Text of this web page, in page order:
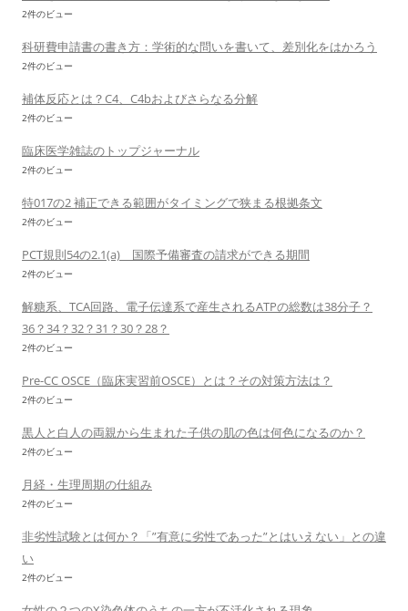
2件のビュー
科研費申請書の書き方：学術的な問いを書いて、差別化をはかろう
2件のビュー
補体反応とは？C4、C4bおよびさらなる分解
2件のビュー
臨床医学雑誌のトップジャーナル
2件のビュー
特017の2 補正できる範囲がタイミングで狭まる根拠条文
2件のビュー
PCT規則54の2.1(a) 国際予備審査の請求ができる期間
2件のビュー
解糖系、TCA回路、電子伝達系で産生されるATPの総数は38分子？
36？34？32？31？30？28？
2件のビュー
Pre-CC OSCE（臨床実習前OSCE）とは？その対策方法は？
2件のビュー
黒人と白人の両親から生まれた子供の肌の色は何色になるのか？
2件のビュー
月経・生理周期の仕組み
2件のビュー
非劣性試験とは何か？「”有意に劣性であった”とはいえない」との違
い
2件のビュー